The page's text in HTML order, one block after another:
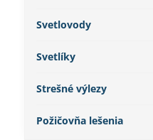
Svetlovody
Svetlíky
Strešné výlezy
Požičovňa lešenia